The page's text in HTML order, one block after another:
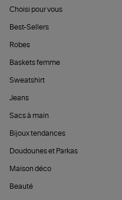
Choisi pour vous
Best-Sellers
Robes
Baskets femme
Sweatshirt
Jeans
Sacs à main
Bijoux tendances
Doudounes et Parkas
Maison déco
Beauté